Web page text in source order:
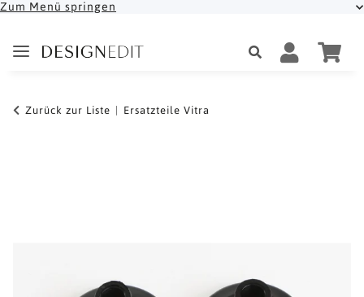
Zum Menü springen
Zurück zur Liste Ersatzteile Vitra